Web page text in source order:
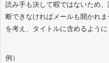
読み手も決して暇ではないため
断できなければメールも開かれ
を考え、タイトルに含めるように
例）